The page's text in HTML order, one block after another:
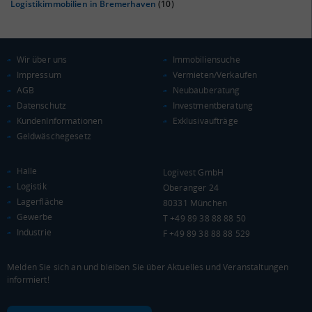
KAUFKRAFT
Euro pro Kopf
(Landkreis / Kreisfreie Stadt)
KAUFKRAFT - EURO PRO KOPF
Bundesland
Logistikimmobilien in Bremerhaven (10)
Wir über uns
Impressum
AGB
Datenschutz
KundenInformationen
Geldwäschegesetz
Immobiliensuche
Vermieten/Verkaufen
Neubauberatung
Investmentberatung
Exklusivaufträge
Halle
Logistik
Lagerfläche
Gewerbe
Industrie
Logivest GmbH
Oberanger 24
80331 München
T +49 89 38 88 88 50
F +49 89 38 88 88 529
Melden Sie sich an und bleiben Sie über Aktuelles und Veranstaltungen
informiert!